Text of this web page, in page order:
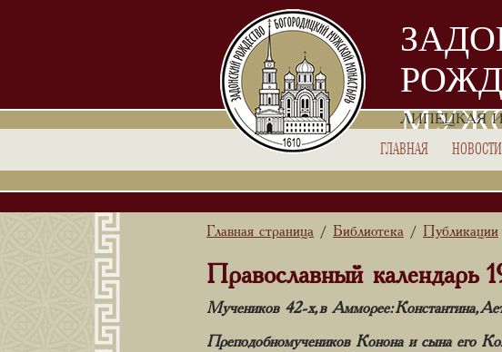
ЛИПЕЦКАЯ
ГЛАВНАЯ НОВОСТИ
Главная страница / Библиотека / Публикации
Православный календарь
Мучеников 42-х, в Амморее: Константина,
Преподобномучеников Конона и сына его